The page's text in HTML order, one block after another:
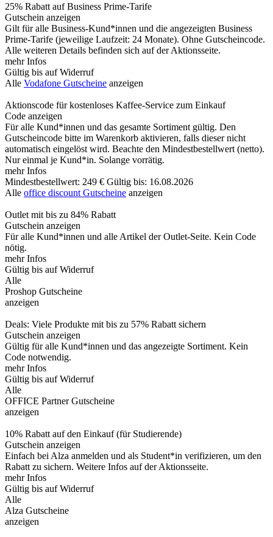
25% Rabatt auf Business Prime-Tarife
Gutschein anzeigen
Gilt für alle Business-Kund*innen und die angezeigten Business
Prime-Tarife (jeweilige Laufzeit: 24 Monate). Ohne Gutscheincode.
Alle weiteren Details befinden sich auf der Aktionsseite.
mehr Infos
Gültig bis auf Widerruf
Alle Vodafone Gutscheine anzeigen
Aktionscode für kostenloses Kaffee-Service zum Einkauf
Code anzeigen
Für alle Kund*innen und das gesamte Sortiment gültig. Den
Gutscheincode bitte im Warenkorb aktivieren, falls dieser nicht
automatisch eingelöst wird. Beachte den Mindestbestellwert (netto).
Nur einmal je Kund*in. Solange vorrätig.
mehr Infos
Mindestbestellwert: 249 € Gültig bis: 16.08.2026
Alle office discount Gutscheine anzeigen
Outlet mit bis zu 84% Rabatt
Gutschein anzeigen
Für alle Kund*innen und alle Artikel der Outlet-Seite. Kein Code
nötig.
mehr Infos
Gültig bis auf Widerruf
Alle
Proshop Gutscheine
anzeigen
Deals: Viele Produkte mit bis zu 57% Rabatt sichern
Gutschein anzeigen
Gültig für alle Kund*innen und das angezeigte Sortiment. Kein
Code notwendig.
mehr Infos
Gültig bis auf Widerruf
Alle
OFFICE Partner Gutscheine
anzeigen
10% Rabatt auf den Einkauf (für Studierende)
Gutschein anzeigen
Einfach bei Alza anmelden und als Student*in verifizieren, um den
Rabatt zu sichern. Weitere Infos auf der Aktionsseite.
mehr Infos
Gültig bis auf Widerruf
Alle
Alza Gutscheine
anzeigen